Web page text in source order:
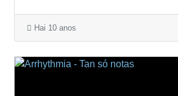
Hai 10 anos